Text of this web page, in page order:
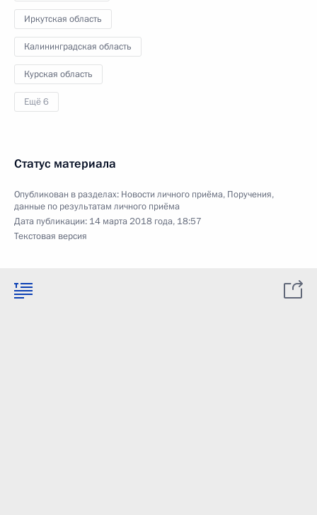
Иркутская область
Калининградская область
Курская область
Ещё 6
Статус материала
Опубликован в разделах: Новости личного приёма, Поручения,
данные по результатам личного приёма
Дата публикации: 14 марта 2018 года, 18:57
Текстовая версия